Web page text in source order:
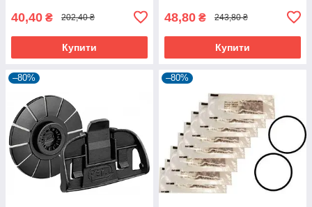
40,40 ₴ 202,40 ₴
Купити
48,80 ₴ 243,80 ₴
Купити
–80% –80%